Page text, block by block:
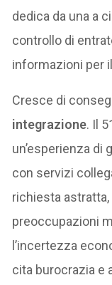
dedica da una a
controllo di
informazioni per
Cresce di
integrazione. Il
un’esperienza
con servizi
richiesta
preoccupazioni
l’incertezza
cita burocrazia e